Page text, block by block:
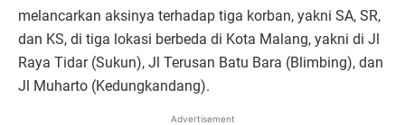
melancarkan aksinya terhadap tiga korban, yakni SA, SR,
dan KS, di tiga lokasi berbeda di Kota Malang, yakni di Jl
Raya Tidar (Sukun), Jl Terusan Batu Bara (Blimbing), dan
Jl Muharto (Kedungkandang).
Advertisement